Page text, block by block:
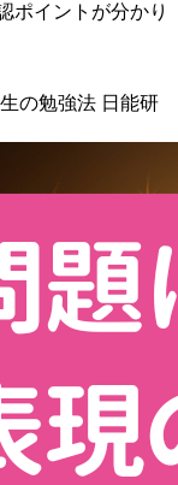
ポイントが分かり
の勉強法 日能研